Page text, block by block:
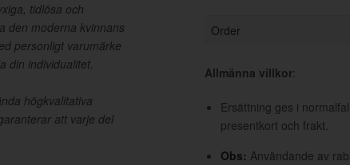
tidlösa och
den moderna kvinnans
personligt varumärke
din individualitet.
högkvalitativa
att varje del
Order
Allmänna villkor:
Ersättning ges i
presentkort och frakt.
Obs: Användande av